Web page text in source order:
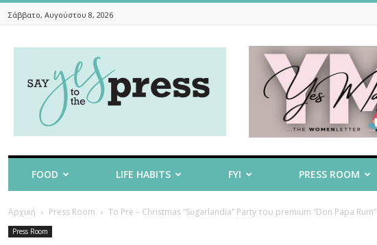
Σάββατο, Αυγούστου 8, 2026
To
The
FOOD LIFE HABITS FYI PRESS ROOM
Αρχική Press Room Το Pre – Christmas “Sugarlandia” Party του premium “Don Papa Rum”
Press Room